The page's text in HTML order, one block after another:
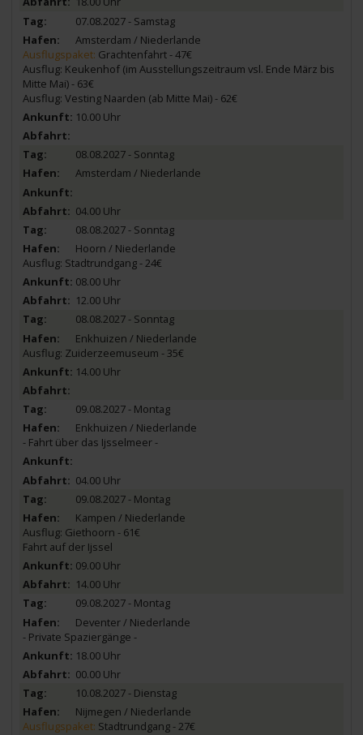
07.08.2027 - Samstag
Amsterdam / Niederlande
Ausflugspaket: Grachtenfahrt - 47€
Ausflug: Keukenhof (im Ausstellungszeitraum vsl. Ende März bis
Mitte Mai) - 63€
Ausflug: Vesting Naarden (ab Mitte Mai) - 62€
10.00 Uhr
08.08.2027 - Sonntag
Amsterdam / Niederlande
04.00 Uhr
08.08.2027 - Sonntag
Hoorn / Niederlande
Ausflug: Stadtrundgang - 24€
08.00 Uhr
12.00 Uhr
08.08.2027 - Sonntag
Enkhuizen / Niederlande
Ausflug: Zuiderzeemuseum - 35€
14.00 Uhr
09.08.2027 - Montag
Enkhuizen / Niederlande
- Fahrt über das Ijsselmeer -
04.00 Uhr
09.08.2027 - Montag
Kampen / Niederlande
Ausflug: Giethoorn - 61€
Fahrt auf der Ijssel
09.00 Uhr
14.00 Uhr
09.08.2027 - Montag
Deventer / Niederlande
- Private Spaziergänge -
18.00 Uhr
00.00 Uhr
10.08.2027 - Dienstag
Nijmegen / Niederlande
Ausflugspaket: Stadtrundgang - 27€